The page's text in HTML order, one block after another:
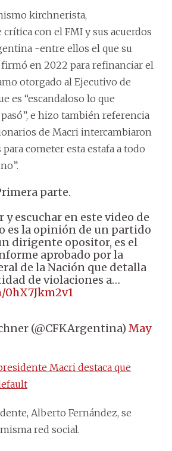
kirchnerista,
con el FMI y sus acuerdos
-entre ellos el que su
en 2022 para refinanciar el
otorgado al Ejecutivo de
es “escandaloso lo que
e hizo también referencia
de Macri intercambiaron
cometer esta estafa a todo
parte.
y escuchar en este video de
es la opinión de un partido
dirigente opositor, es el
aprobado por la
de la Nación que detalla
de violaciones a…
(@CFKArgentina) May
Macri destaca que
Alberto Fernández, se
red social.